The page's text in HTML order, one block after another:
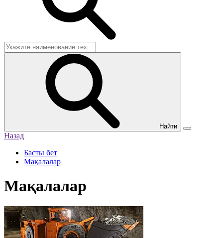
Найти
Назад
Басты бет
Мақалалар
Мақалалар